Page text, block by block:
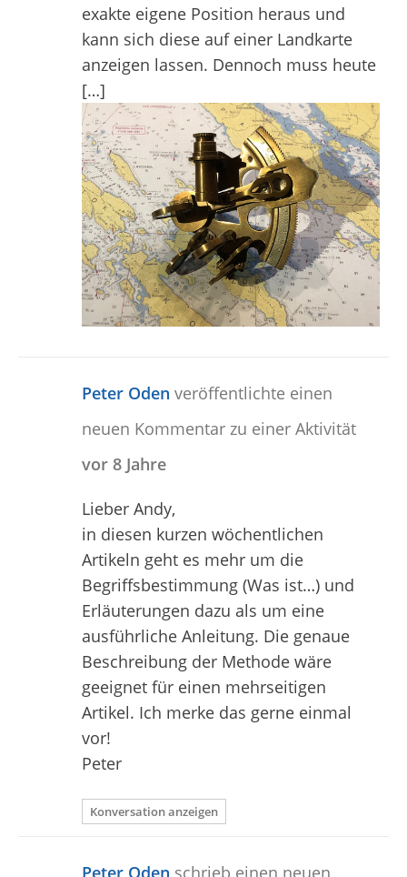
exakte eigene Position heraus und
kann sich diese auf einer Landkarte
anzeigen lassen. Dennoch muss heute
[…]
Peter Oden veröffentlichte einen
neuen Kommentar zu einer Aktivität
vor 8 Jahre
Lieber Andy,
in diesen kurzen wöchentlichen
Artikeln geht es mehr um die
Begriffsbestimmung (Was ist…) und
Erläuterungen dazu als um eine
ausführliche Anleitung. Die genaue
Beschreibung der Methode wäre
geeignet für einen mehrseitigen
Artikel. Ich merke das gerne einmal
vor!
Peter
Konversation anzeigen
Peter Oden schrieb einen neuen